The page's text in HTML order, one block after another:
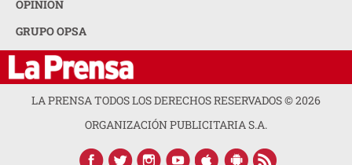
OPINION
GRUPO OPSA
LA PRENSA TODOS LOS DERECHOS RESERVADOS ©2026
ORGANIZACIÓN PUBLICITARIA S.A.